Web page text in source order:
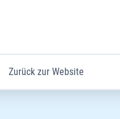
Zurück zur Website